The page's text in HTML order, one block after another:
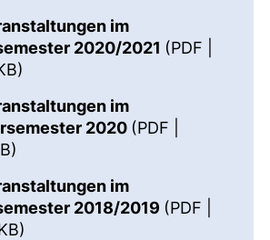
im
2020/2021 (PDF |
im
2020 (PDF |
im
2018/2019 (PDF |